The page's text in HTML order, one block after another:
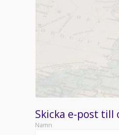
Skicka e-post till
Namn